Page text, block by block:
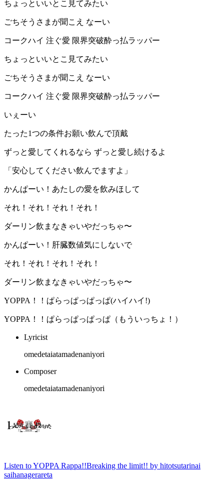
ちょっといいとこ見てみたい
ごちそうさまが聞こえ なーい
コークハイ 注ぐ愛 限界突破酔っ払ラッパー
ちょっといいとこ見てみたい
ごちそうさまが聞こえ なーい
コークハイ 注ぐ愛 限界突破酔っ払ラッパー
いぇーい
たった1つの条件お願い飲んで頂戴
ずっと愛してくれるなら ずっと愛し続けるよ
「安心してください飲んでますよ」
かんぱーい！あたしの愛を飲みほして
それ！それ！それ！それ！
ダーリン飲まなきゃいやだっちゃ〜
かんぱーい！肝臓数値気にしないで
それ！それ！それ！それ！
ダーリン飲まなきゃいやだっちゃ〜
YOPPA！！ぱらっぱっぱっぱ(ハイハイ!)
YOPPA！！ぱらっぱっぱっぱ（もういっちょ！）
Lyricist
omedetaiatamadenaniyori
Composer
omedetaiatamadenaniyori
Listen to YOPPA Rappa!!Breaking the limit!! by hitotsutarinai
saihanagerareta